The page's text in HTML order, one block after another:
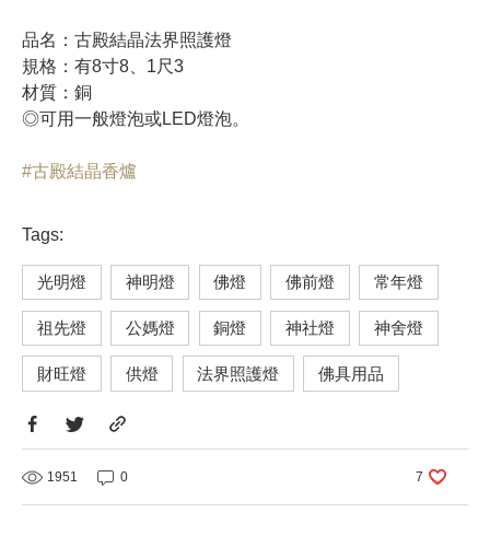
品名：古殿結晶法界照護燈
規格：有8寸8、1尺3
材質：銅
◎可用一般燈泡或LED燈泡。
#古殿結晶香爐
Tags:
光明燈 神明燈 佛燈 佛前燈 常年燈
祖先燈 公媽燈 銅燈 神社燈 神舍燈
財旺燈 供燈 法界照護燈 佛具用品
1951 0 7